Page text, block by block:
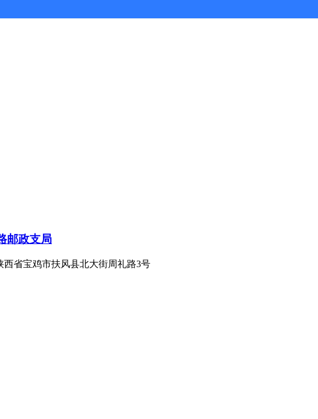
邮政支局
省宝鸡市扶风县北大街周礼路3号